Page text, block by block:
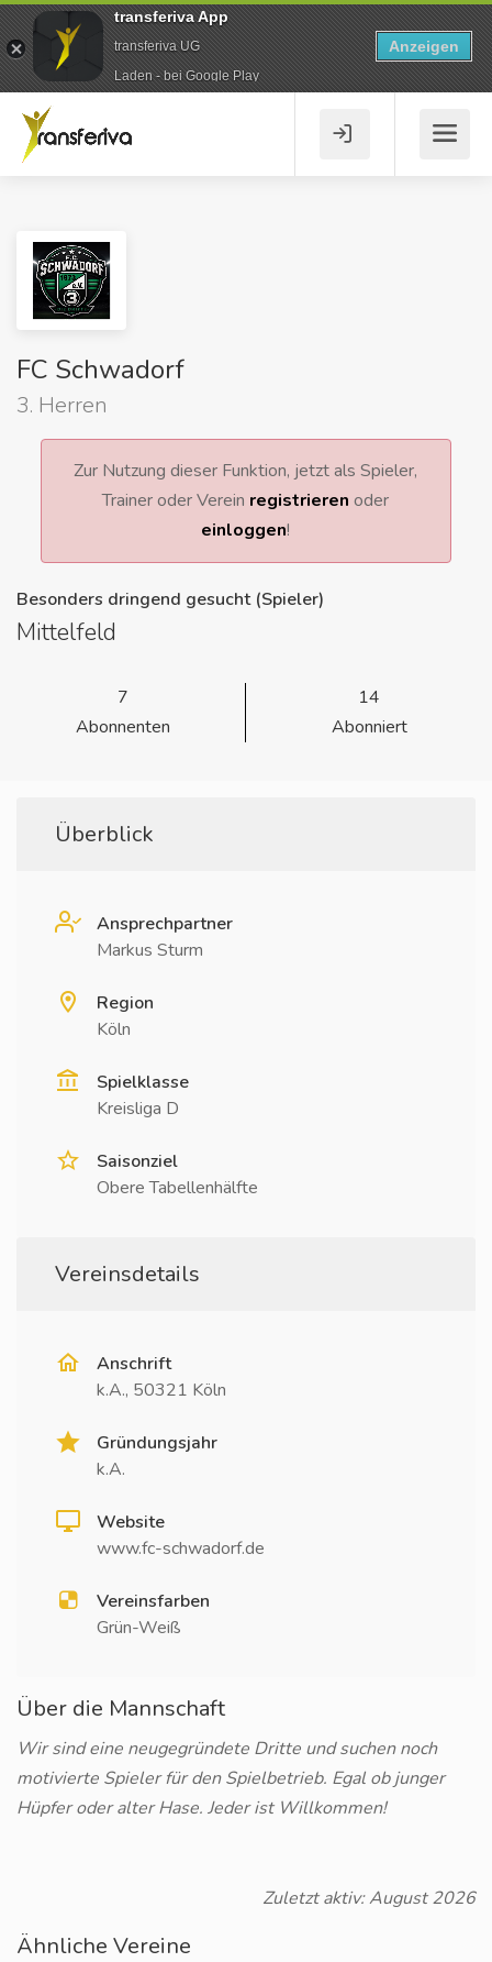
FC Schwadorf
3. Herren
Zur Nutzung dieser Funktion, jetzt als Spieler,
Trainer oder Verein registrieren oder
einloggen!
Besonders dringend gesucht (Spieler)
Mittelfeld
7
Abonnenten
14
Abonniert
Überblick
Ansprechpartner
Markus Sturm
Region
Köln
Spielklasse
Kreisliga D
Saisonziel
Obere Tabellenhälfte
Vereinsdetails
Anschrift
k.A., 50321 Köln
Gründungsjahr
k.A.
Website
www.fc-schwadorf.de
Vereinsfarben
Grün-Weiß
Über die Mannschaft
Wir sind eine neugegründete Dritte und suchen noch
motivierte Spieler für den Spielbetrieb. Egal ob junger
Hüpfer oder alter Hase. Jeder ist Willkommen!
Zuletzt aktiv: August 2026
Ähnliche Vereine
transferiva App
transferiva UG
Laden - bei Google Play
Anzeigen